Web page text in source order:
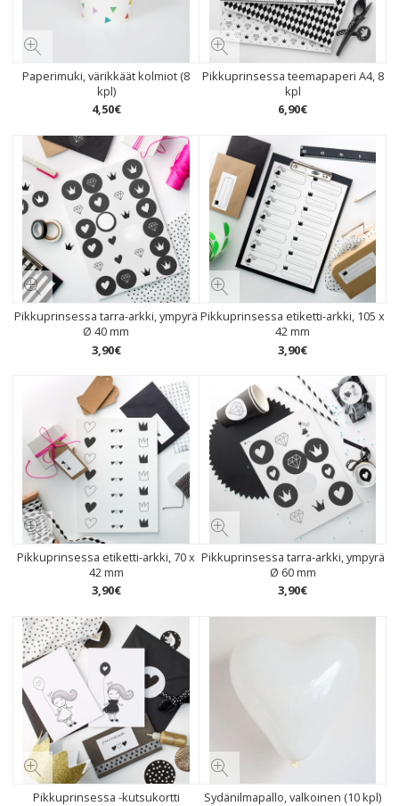
Paperimuki, värikkäät kolmiot (8
kpl)
4,50€
Pikkuprinsessa teemapaperi A4, 8
kpl
6,90€
Pikkuprinsessa tarra-arkki, ympyrä
Ø 40 mm
3,90€
Pikkuprinsessa etiketti-arkki, 105 x
42 mm
3,90€
Pikkuprinsessa etiketti-arkki, 70 x
42 mm
3,90€
Pikkuprinsessa tarra-arkki, ympyrä
Ø 60 mm
3,90€
Pikkuprinsessa -kutsukortti
Sydänilmapallo, valkoinen (10 kpl)